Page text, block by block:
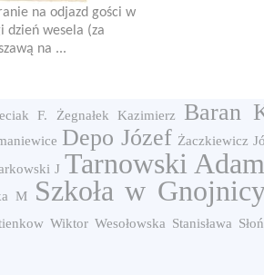
na odjazd gości w
dzień wesela (za
na ...
F. Żegnałek Kazimierz Baran
Depo Józef Żaczkiewicz
J Tarnowski Adam
M Szkoła w
Wiktor Wesołowska Stanisława